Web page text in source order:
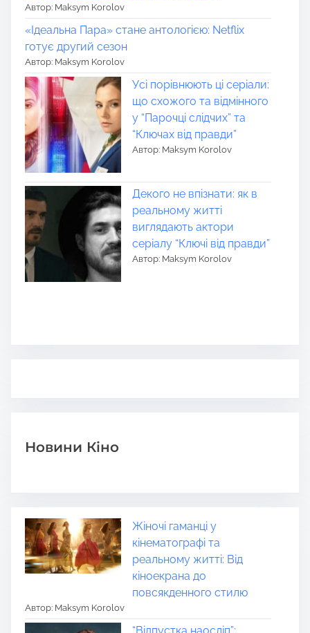
Автор: Maksym Korolov
«Ідеальна Пара» стане антологією: Netflix
готує другий сезон
Автор: Maksym Korolov
Усі порівнюють ці серіали:
що схожого та відмінного
у “Парочці слідчих” та
“Ключах від правди”
Автор: Maksym Korolov
Декого не впізнати: як в
реальному житті
виглядають актори
серіалу “Ключі від правди”
Автор: Maksym Korolov
Новини Кіно
Жіночі гаманці у
кінематографі та
реальному житті: Від
кіноекрана до
повсякденного стилю
Автор: Maksym Korolov